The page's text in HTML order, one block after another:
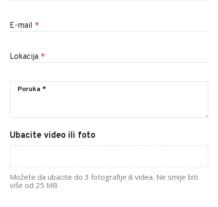
E-mail *
Lokacija *
Ubacite video ili foto
Možete da ubacite do 3 fotografije ili videa. Ne smije biti
više od 25 MB.